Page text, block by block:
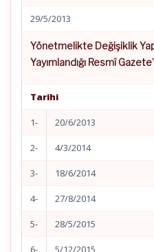
29/5/2013
Yönetmelikte Değişiklik
Yayımlandığı Resmî
Tarihi
1- 20/6/2013
2- 4/3/2014
3- 18/6/2014
4- 27/8/2014
5- 28/5/2015
6- 5/12/2015